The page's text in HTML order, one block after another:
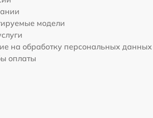
модели
на обработку персональных данных
оплаты